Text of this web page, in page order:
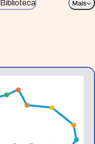
Biblioteca Mais